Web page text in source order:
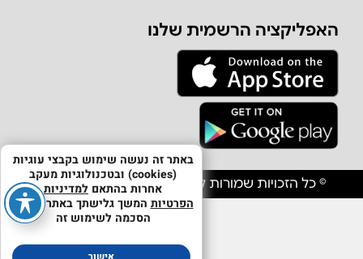
האפליקציה הרשמית שלנו
© כל הזכויות שמורות לחברת אולפון יבוא וסחר בע"מ
באתר זה נעשה שימוש בקבצי עוגיות
(cookies) ובטכנולוגיות מעקב
אחרות בהתאם למדיניות
הפרטיות המשך גלישתך באתר מהווה
הסכמה לשימוש זה